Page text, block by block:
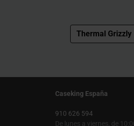
Thermal Grizzly
Caseking España
910 626 594
De lunes a viernes, de